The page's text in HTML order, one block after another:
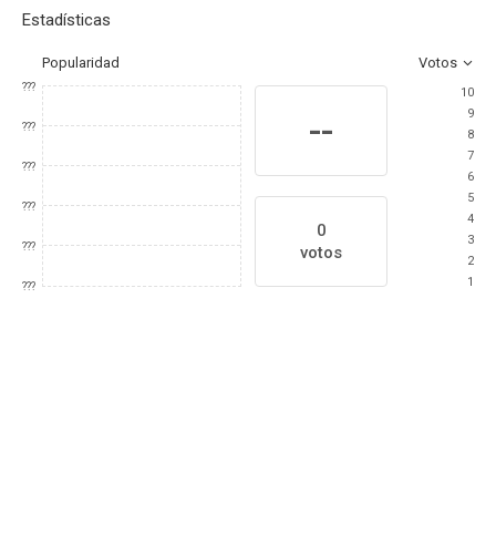
Estadísticas
Popularidad Votos
???
???
???
???
???
???
--
0
votos
10
9
8
7
6
5
4
3
2
1